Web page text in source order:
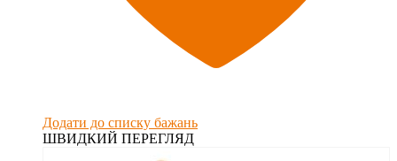
Додати до списку бажань
ШВИДКИЙ ПЕРЕГЛЯД